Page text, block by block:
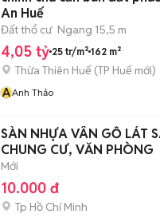
An Huế
Đất thổ cư Ngang 15,5 m
4,05 tỷ 25 tr/m² 162 m²
Thừa Thiên Huế (TP Huế mới)
AAnh Thảo
SÀN NHỰA VÂN GỖ LÁT
CHUNG CƯ, VĂN PHÒNG
Mới
10.000 đ
Tp Hồ Chí Minh